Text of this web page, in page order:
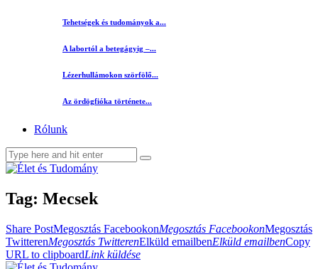
Tehetségek és tudományok a...
A labortól a betegágyig –...
Lézerhullámokon szörfölő...
Az ördögfióka története...
Rólunk
Tag: Mecsek
Share PostMegosztás FacebookonMegosztás FacebookonMegosztás
TwitterenMegosztás TwitterenElküld emailbenElküld emailbenCopy
URL to clipboardLink küldése